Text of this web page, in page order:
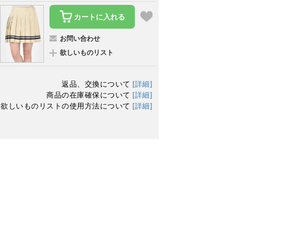
カートに入れる
お問い合わせ
欲しいものリスト
返品、交換について [詳細]
商品の在庫確保について [詳細]
欲しいものリストの使用方法について [詳細]